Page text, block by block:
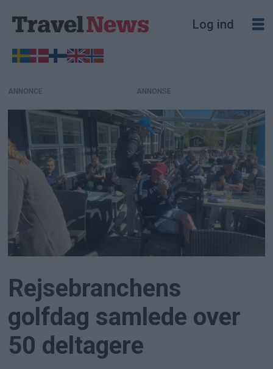
Log ind
ANNONCE
Rejsebranchens
golfdag samlede over
50 deltagere